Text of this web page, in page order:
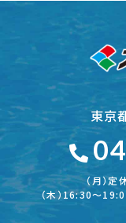
東京
（月）
（木）16:30〜